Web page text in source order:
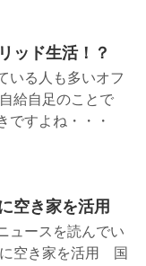
ッド生活！？
いる人も多いオフ
給自足のことで
ですよね・・・
空き家を活用
ュースを読んでい
空き家を活用 国